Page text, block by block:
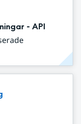
- API